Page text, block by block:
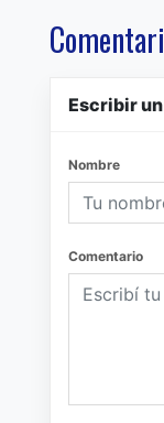
Escribir
Nombre
Comentario